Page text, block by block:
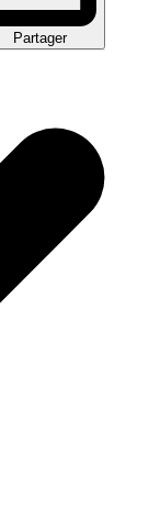
Partager